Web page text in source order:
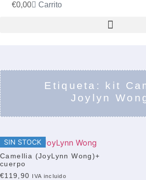
€0,00 Carrito
Etiqueta: kit
Joylyn
SIN STOCK
Camellia (JoyLynn Wong)+
cuerpo
€119,90 IVA incluido